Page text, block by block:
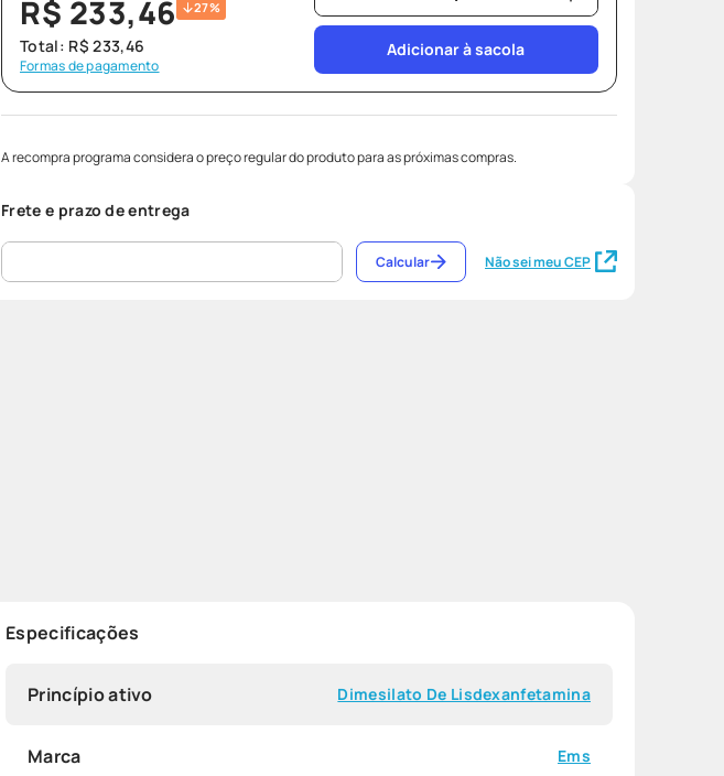
R$ 233,46 27%
Total: R$ 233,46
Formas de pagamento
Adicionar à sacola
A recompra programa considera o preço regular do produto para as próximas compras.
Frete e prazo de entrega
Não sei meu CEP
Calcular
Especificações
Princípio ativo Dimesilato De Lisdexanfetamina
Marca Ems